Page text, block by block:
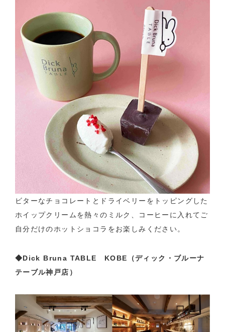
ビターなチョコレートとドライベリーをトッピングした
ホイップクリームを熱々のミルク、コーヒーに入れてご
自分だけのホットショコラをお楽しみください。
◆Dick Bruna TABLE KOBE（ディック・ブルーナ
テーブル神戸店）